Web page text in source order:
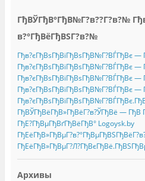
ГђВЎГђВ°ГђВ№Г?в??Г?в?№
в?°ГђВёГђВЅГ?в?№
Гђв?єГђВѕГђВіГђВѕГђВ№Г?ВЃГђВє —
Гђв?єГђВѕГђВіГђВѕГђВ№Г?ВЃГђВє —
Гђв?єГђВѕГђВіГђВѕГђВ№Г?ВЃГђВє —
Гђв?єГђВѕГђВіГђВѕГђВ№Г?ВЃГђВє —
ГђВЎГђВёГђВ»ГђВёГ?в?ЎГђВё — ГђВ
ГђЕ?ГђВµГђВґГђВёГђВ° Logoysk.by
Архивы